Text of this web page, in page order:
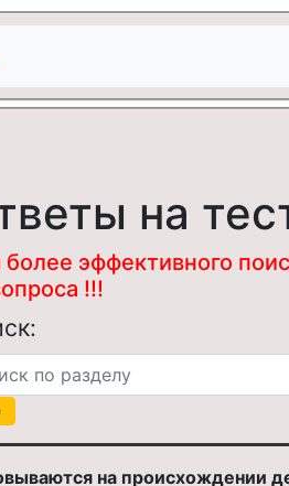
на
эффективного
!!!
на происхождении